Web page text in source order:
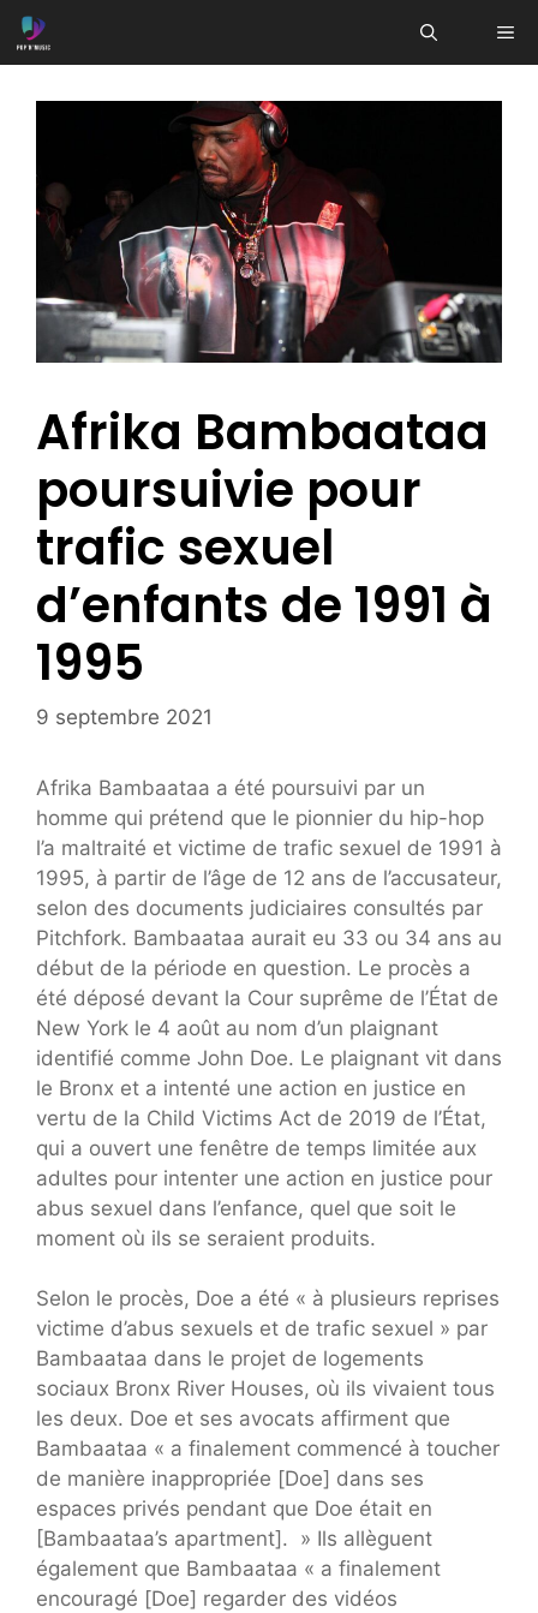
Aller
au
Afrika Bambaataa
poursuivie pour
trafic sexuel
d’enfants de 1991 à
1995
9 septembre 2021
Afrika Bambaataa a été poursuivi par un
homme qui prétend que le pionnier du hip-hop
l’a maltraité et victime de trafic sexuel de 1991 à
1995, à partir de l’âge de 12 ans de l’accusateur,
selon des documents judiciaires consultés par
Pitchfork. Bambaataa aurait eu 33 ou 34 ans au
début de la période en question. Le procès a
été déposé devant la Cour suprême de l’État de
New York le 4 août au nom d’un plaignant
identifié comme John Doe. Le plaignant vit dans
le Bronx et a intenté une action en justice en
vertu de la Child Victims Act de 2019 de l’État,
qui a ouvert une fenêtre de temps limitée aux
adultes pour intenter une action en justice pour
abus sexuel dans l’enfance, quel que soit le
moment où ils se seraient produits.
Selon le procès, Doe a été « à plusieurs reprises
victime d’abus sexuels et de trafic sexuel » par
Bambaataa dans le projet de logements
sociaux Bronx River Houses, où ils vivaient tous
les deux. Doe et ses avocats affirment que
Bambaataa « a finalement commencé à toucher
de manière inappropriée [Doe] dans ses
espaces privés pendant que Doe était en
[Bambaataa’s apartment]. » Ils allèguent
également que Bambaataa « a finalement
encouragé [Doe] regarder des vidéos